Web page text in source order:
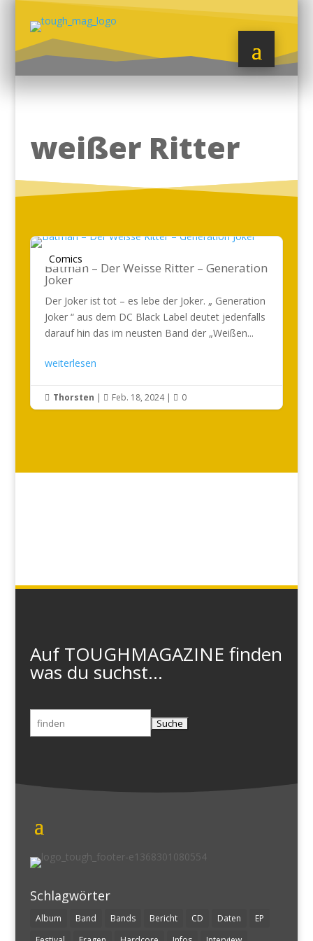
weißer Ritter
Comics
Batman – Der Weisse Ritter – Generation
Joker
Der Joker ist tot – es lebe der Joker. „ Generation
Joker “ aus dem DC Black Label deutet jedenfalls
darauf hin das im neusten Band der „Weißen...
weiterlesen
 Thorsten |  Feb. 18, 2024|  0
Auf TOUGHMAGAZINE finden
was du suchst...
Suchen
nach:
Schlagwörter
Album Band Bands Bericht CD Daten
EP